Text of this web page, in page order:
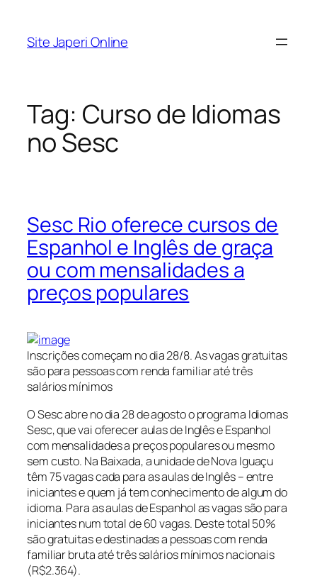
Site Japeri Online
Tag: Curso de Idiomas
no Sesc
Sesc Rio oferece cursos de
Espanhol e Inglês de graça
ou com mensalidades a
preços populares
Inscrições começam no dia 28/8. As vagas gratuitas
são para pessoas com renda familiar até três
salários mínimos
O Sesc abre no dia 28 de agosto o programa Idiomas
Sesc, que vai oferecer aulas de Inglês e Espanhol
com mensalidades a preços populares ou mesmo
sem custo. Na Baixada, a unidade de Nova Iguaçu
têm 75 vagas cada para as aulas de Inglês – entre
iniciantes e quem já tem conhecimento de algum do
idioma. Para as aulas de Espanhol as vagas são para
iniciantes num total de 60 vagas. Deste total 50%
são gratuitas e destinadas a pessoas com renda
familiar bruta até três salários mínimos nacionais
(R$2.364).